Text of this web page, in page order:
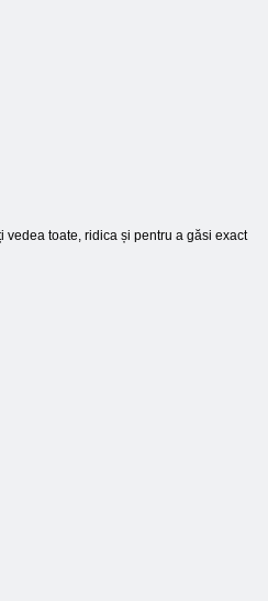
vedea toate, ridica și pentru a găsi exact